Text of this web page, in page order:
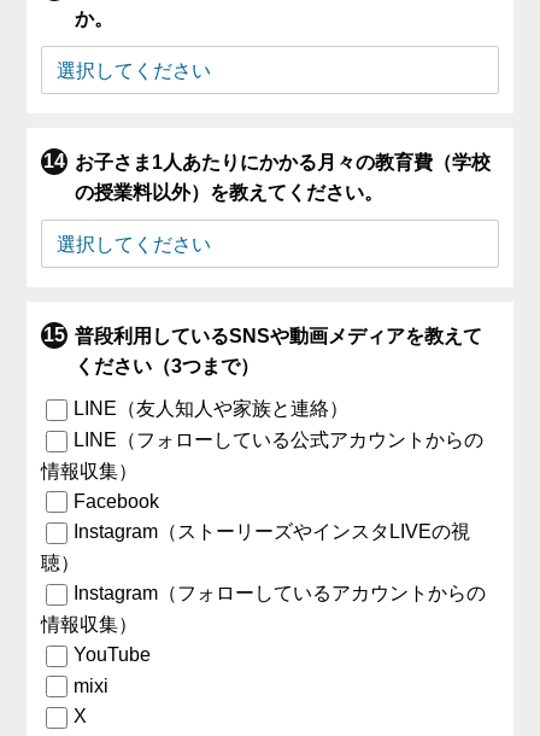
か。
お子さま1人あたりにかかる月々の教育費（学校
の授業料以外）を教えてください。
普段利用しているSNSや動画メディアを教えて
ください（3つまで）
LINE（友人知人や家族と連絡）
LINE（フォローしている公式アカウントからの
情報収集）
Facebook
Instagram（ストーリーズやインスタLIVEの視
聴）
Instagram（フォローしているアカウントからの
情報収集）
YouTube
mixi
X